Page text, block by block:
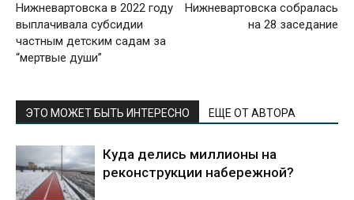
Нижневартовска в 2022 году
выплачивала субсидии
частным детским садам за
“мертвые души”
Нижневартовска собралась
на 28 заседание
ЭТО МОЖЕТ БЫТЬ ИНТЕРЕСНО ЕЩЕ ОТ АВТОРА
Куда делись миллионы на
реконструкции набережной?